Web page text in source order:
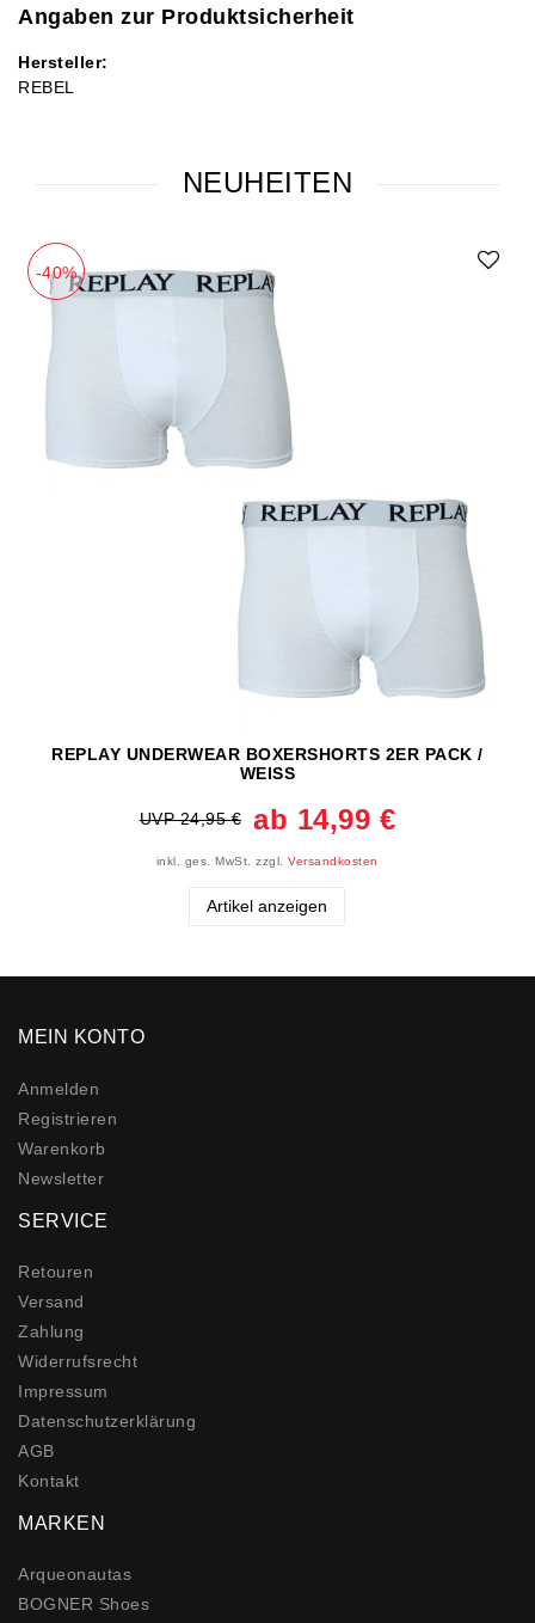
Angaben zur Produktsicherheit
Hersteller:
REBEL
NEUHEITEN
-40%
REPLAY UNDERWEAR BOXERSHORTS 2ER PACK /
WEISS
UVP 24,95 € ab 14,99 €
inkl. ges. MwSt. zzgl.Versandkosten
Artikel anzeigen
MEIN KONTO
Anmelden
Registrieren
Warenkorb
Newsletter
SERVICE
Retouren
Versand
Zahlung
Widerrufs­recht
Impressum
Daten­schutz­erklärung
AGB
Kontakt
MARKEN
Arqueonautas
BOGNER Shoes